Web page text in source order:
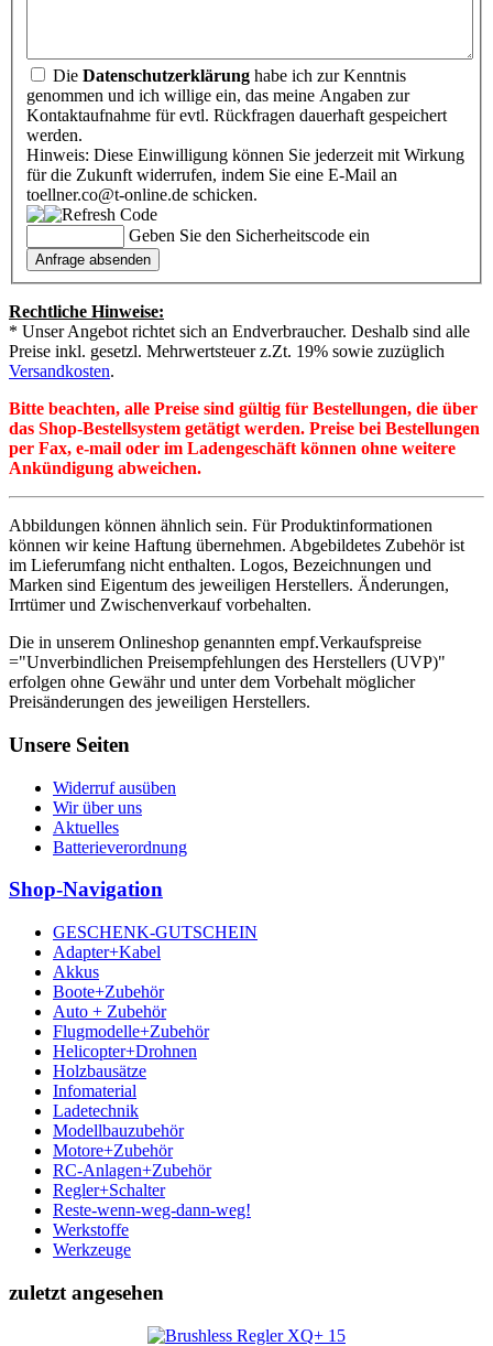
Die Datenschutzerklärung habe ich zur Kenntnis
genommen und ich willige ein, das meine Angaben zur
Kontaktaufnahme für evtl. Rückfragen dauerhaft gespeichert
werden.
Hinweis: Diese Einwilligung können Sie jederzeit mit Wirkung
für die Zukunft widerrufen, indem Sie eine E-Mail an
toellner.co@t-online.de schicken.
Geben Sie den Sicherheitscode ein
Rechtliche Hinweise:
* Unser Angebot richtet sich an Endverbraucher. Deshalb sind alle
Preise inkl. gesetzl. Mehrwertsteuer z.Zt. 19% sowie zuzüglich
Versandkosten.
Bitte beachten, alle Preise sind gültig für Bestellungen, die über
das Shop-Bestellsystem getätigt werden. Preise bei Bestellungen
per Fax, e-mail oder im Ladengeschäft können ohne weitere
Ankündigung abweichen.
Abbildungen können ähnlich sein. Für Produktinformationen
können wir keine Haftung übernehmen. Abgebildetes Zubehör ist
im Lieferumfang nicht enthalten. Logos, Bezeichnungen und
Marken sind Eigentum des jeweiligen Herstellers. Änderungen,
Irrtümer und Zwischenverkauf vorbehalten.
Die in unserem Onlineshop genannten empf.Verkaufspreise
="Unverbindlichen Preisempfehlungen des Herstellers (UVP)"
erfolgen ohne Gewähr und unter dem Vorbehalt möglicher
Preisänderungen des jeweiligen Herstellers.
Unsere Seiten
Widerruf ausüben
Wir über uns
Aktuelles
Batterieverordnung
Shop-Navigation
GESCHENK-GUTSCHEIN
Adapter+Kabel
Akkus
Boote+Zubehör
Auto + Zubehör
Flugmodelle+Zubehör
Helicopter+Drohnen
Holzbausätze
Infomaterial
Ladetechnik
Modellbauzubehör
Motore+Zubehör
RC-Anlagen+Zubehör
Regler+Schalter
Reste-wenn-weg-dann-weg!
Werkstoffe
Werkzeuge
zuletzt angesehen